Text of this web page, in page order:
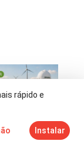
Mais
rápido e
Instalar